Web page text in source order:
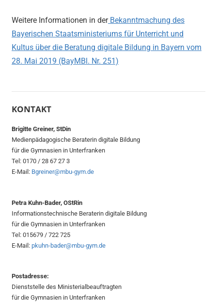
Weitere Informationen in derBekanntmachung des
Bayerischen Staatsministeriums für Unterricht und
Kultus über die Beratung digitale Bildung in Bayern vom
28. Mai 2019 (BayMBl. Nr. 251)
KONTAKT
Brigitte Greiner, StDin
Medienpädagogische Beraterin digitale Bildung
für die Gymnasien in Unterfranken
Tel: 0170 / 28 67 27 3
E-Mail: Bgreiner@mbu-gym.de
Petra Kuhn-Bader, OStRin
Informationstechnische Beraterin digitale Bildung
für die Gymnasien in Unterfranken
Tel: 015679 / 722 725
E-Mail: pkuhn-bader@mbu-gym.de
Postadresse:
Dienststelle des Ministerialbeauftragten
für die Gymnasien in Unterfranken